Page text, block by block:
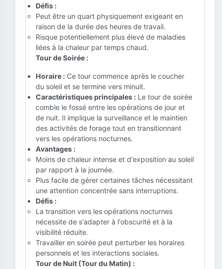
Défis :
Peut être un quart physiquement exigeant en
raison de la durée des heures de travail.
Risque potentiellement plus élevé de maladies
liées à la chaleur par temps chaud.
Tour de Soirée :
Horaire : Ce tour commence après le coucher
du soleil et se termine vers minuit.
Caractéristiques principales : Le tour de soirée
comble le fossé entre les opérations de jour et
de nuit. Il implique la surveillance et le maintien
des activités de forage tout en transitionnant
vers les opérations nocturnes.
Avantages :
Moins de chaleur intense et d'exposition au soleil
par rapport à la journée.
Plus facile de gérer certaines tâches nécessitant
une attention concentrée sans interruptions.
Défis :
La transition vers les opérations nocturnes
nécessite de s'adapter à l'obscurité et à la
visibilité réduite.
Travailler en soirée peut perturber les horaires
personnels et les interactions sociales.
Tour de Nuit (Tour du Matin) :